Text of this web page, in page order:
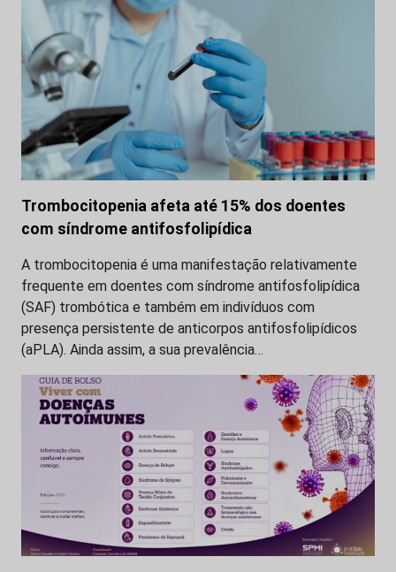
Trombocitopenia afeta até 15% dos doentes
com síndrome antifosfolipídica
A trombocitopenia é uma manifestação relativamente
frequente em doentes com síndrome antifosfolipídica
(SAF) trombótica e também em indivíduos com
presença persistente de anticorpos antifosfolipídicos
(aPLA). Ainda assim, a sua prevalência…